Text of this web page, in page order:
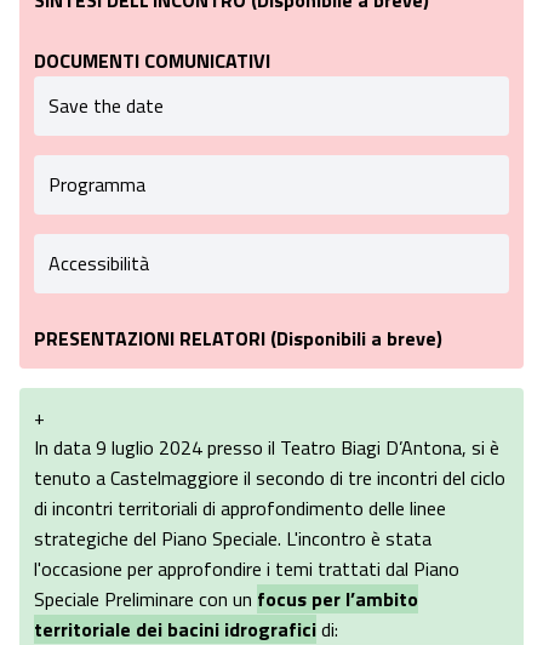
DOCUMENTI COMUNICATIVI
Save the date
Programma
Accessibilità
PRESENTAZIONI RELATORI (Disponibili a breve)
+
In data 9 luglio 2024 presso il Teatro Biagi D’Antona, si è
tenuto a Castelmaggiore il secondo di tre incontri del ciclo
di incontri territoriali di approfondimento delle linee
strategiche del Piano Speciale. L'incontro è stata
l'occasione per approfondire i temi trattati dal Piano
Speciale Preliminare con un focus per l’ambito
territoriale dei bacini idrograficidi: